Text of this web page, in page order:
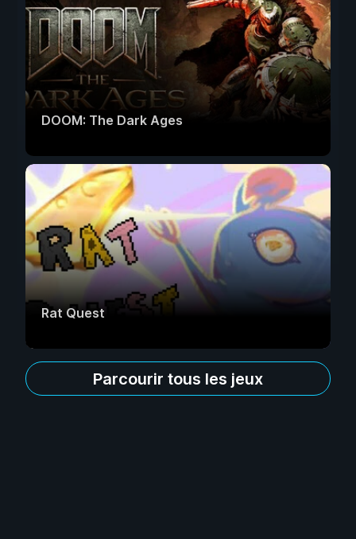
DOOM: The Dark Ages
Rat Quest
Parcourir tous les jeux